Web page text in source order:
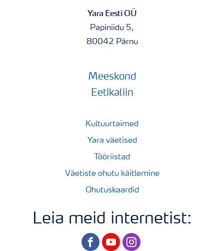
Yara Eesti OÜ
Papiniidu 5,
80042 Pärnu
Meeskond
Eetikaliin
Kultuurtaimed
Yara väetised
Tööriistad
Väetiste ohutu käitlemine
Ohutuskaardid
Leia meid internetist:
facebookyoutubeinstagram